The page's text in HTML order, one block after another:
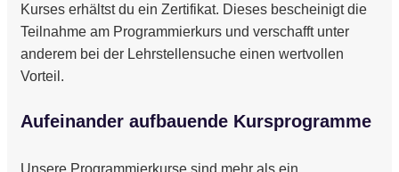
Kurses erhältst du ein Zertifikat. Dieses bescheinigt die
Teilnahme am Programmierkurs und verschafft unter
anderem bei der Lehrstellensuche einen wertvollen
Vorteil.
Aufeinander aufbauende Kursprogramme
Unsere Programmierkurse sind mehr als ein